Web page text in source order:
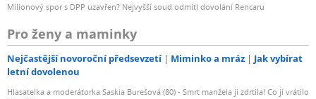
Milionový spor s DPP uzavřen? Nejvyšší soud odmítl dovolání Rencaru
Pro ženy a maminky
Nejčastější novoroční předsevzetí Miminko a mráz
Jak vybírat
letní dovolenou
Hlasatelka a moderátorka Saskia Burešová (80) - Smrt manžela ji zdrtila! Co jí vrátilo